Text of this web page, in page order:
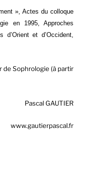
», Actes du colloque
en 1995, Approches
d’Orient et d’Occident,
de Sophrologie (à partir
Pascal GAUTIER
www.gautierpascal.fr